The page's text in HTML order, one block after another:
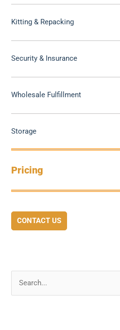
Kitting & Repacking
Security & Insurance
Wholesale Fulfillment
Storage
Pricing
CONTACT US